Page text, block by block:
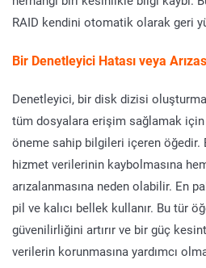
RAID kendini otomatik olarak geri
Bir Denetleyici Hatası veya
Denetleyici, bir disk dizisi
tüm dosyalara erişim sağlamak
öneme sahip bilgileri içeren öğedir.
hizmet verilerinin kaybolmasına
arızalanmasına neden olabilir. En
pil ve kalıcı bellek kullanır. Bu tür
güvenilirliğini artırır ve bir güç
verilerin korunmasına yardımcı